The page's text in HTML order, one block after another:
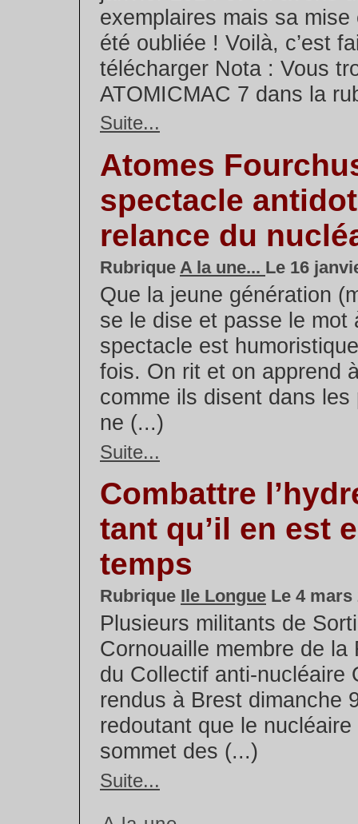
exemplaires mais sa
été oubliée ! Voilà, c’est
télécharger Nota : Vous
ATOMICMAC 7 dans la
Suite...
Atomes
spectacle
relance du
Rubrique A la une... Le 16
Que la jeune génération
se le dise et passe le mot
spectacle est
fois. On rit et on apprend
comme ils disent dans les
ne (...)
Suite...
Combattre
tant qu’il en est
temps
Rubrique Ile Longue Le 4 mars
Plusieurs militants de
Cornouaille membre de la
du Collectif anti-nucléaire
rendus à Brest dimanche
redoutant que le
sommet des (...)
Suite...